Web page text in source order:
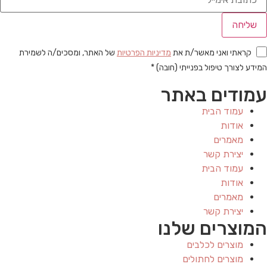
שליחה
קראתי ואני מאשר/ת את מדיניות הפרטיות של האתר, ומסכים/ה לשמירת
המידע לצורך טיפול בפנייתי (חובה) *
עמודים באתר
עמוד הבית
אודות
מאמרים
יצירת קשר
עמוד הבית
אודות
מאמרים
יצירת קשר
המוצרים שלנו
מוצרים לכלבים
מוצרים לחתולים